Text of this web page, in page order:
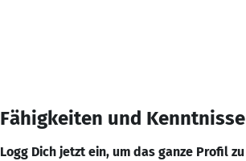
Fähigkeiten und Kenntnisse
Logg Dich jetzt ein, um das ganze Profil